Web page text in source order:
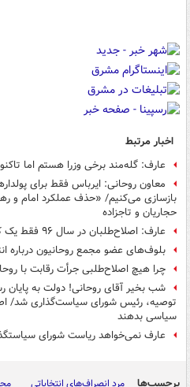
اخبار مرتبط
عارف: گله‌مند برخی وزرا هستم اما
معاون روحانی: ایرباس فقط برای
بازسازی می‌کنیم/ «حذف عملکرد امام و
حجاریان و تاجزاده
عارف: اصلاح‌طلبان در سال ۹۶ فقط یک کاندیدا خواهند داشت
بلوف‌های عضو مجمع روحانیون درباره
چرا هیچ اصلاح‌طلبی جرأت رقابت با
شب بخیر آقای روحانی! دولت به پایان
توصیه‌، رئیس شورای سیاست‌گذاری شد/
سیاسی بدهند
عارف نمی‌خواهد ریاست شورای
مرد انصراف‌های انتخاباتی